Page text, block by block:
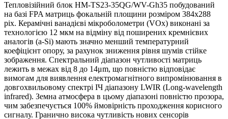
Тепловізійний блок HM-TS23-35QG/WV-Gh35 побудований
на базі FPA матриць фокальній площини розміром 384x288
pix. Керамічні ванадієві мікроболометри (VOx) виконані за
технологією 12 мкм на відміну від поширених кремнієвих
аналогів (a-Si) мають значно менший температурний
коефіцієнт опору, за рахунок зниження рівня шумів стійке
зображення. Спектральний діапазон чутливості матриць
лежить в межах від 8 до 14μm, що повністю відповідає
вимогам для виявлення електромагнітного випромінювання в
довгохвильовому спектрі ІЧ діапазону LWIR (Long-wavelength
infrared). Земна атмосфера в цьому діапазоні повністю прозора,
чим забезпечується 100% ймовірність проходження корисного
сигналу. Гранично висока чутливість нових сенсорів